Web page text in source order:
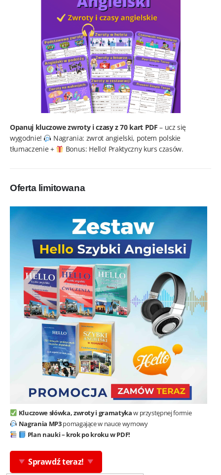
Opanuj kluczowe zwroty i czasy z 70 kart PDF – ucz się
wygodnie!
Nagrania: zwrot angielski, potem polskie
tłumaczenie +
Bonus: Hello! Praktyczny kurs czasów.
Oferta limitowana
Kluczowe słówka, zwroty i gramatykaw przystępnej formie
Nagrania MP3pomagające w nauce wymowy
Plan nauki – krok po kroku w PDF!
Sprawdź teraz!